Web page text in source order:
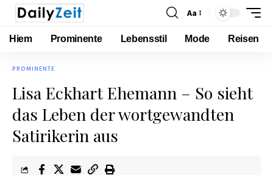
Aa
Hiem Prominente Lebensstil Mode Reisen
PROMINENTE
Lisa Eckhart Ehemann – So sieht
das Leben der wortgewandten
Satirikerin aus